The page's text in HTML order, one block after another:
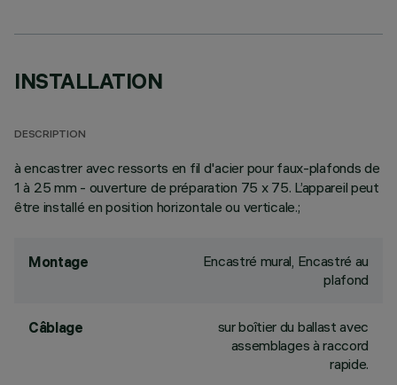
INSTALLATION
DESCRIPTION
à encastrer avec ressorts en fil d'acier pour faux-plafonds de
1 à 25 mm - ouverture de préparation 75 x 75. L’appareil peut
être installé en position horizontale ou verticale.;
Montage
Encastré mural, Encastré au
plafond
Câblage
sur boîtier du ballast avec
assemblages à raccord
rapide.